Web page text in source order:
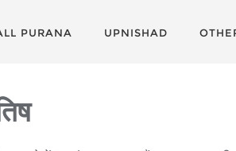
PURANA UPNISHAD